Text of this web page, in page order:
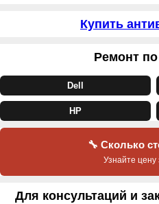
Купить
Ремонт
Dell
HP
🔧 Сколько
Узнайте цену
Для консультаций и